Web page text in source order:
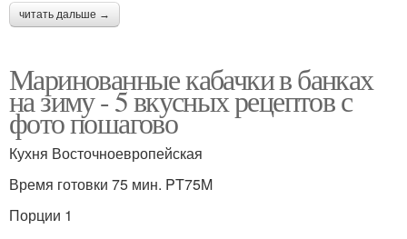
читать дальше →
Маринованные кабачки в банках
на зиму - 5 вкусных рецептов с
фото пошагово
Кухня Восточноевропейская
Время готовки 75 мин. PT75M
Порции 1